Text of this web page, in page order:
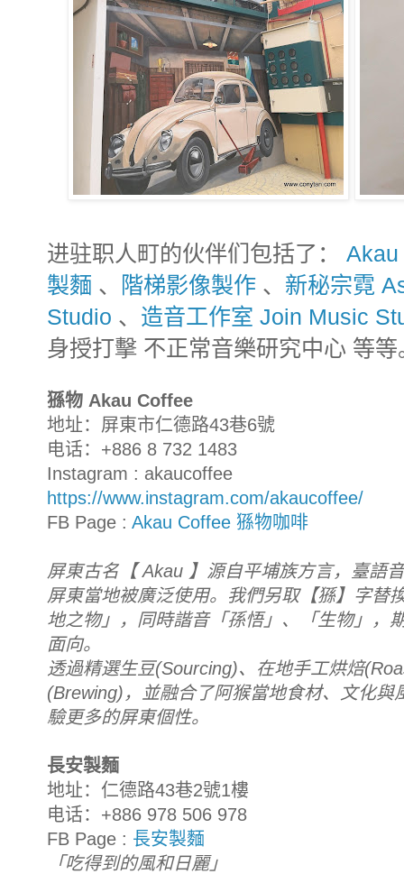
进驻职人町的伙伴们包括了： Akau
製麵 、 階梯影像製作 、 新秘宗霓
Studio 、 造音工作室 Join Music
身授打擊 不正常音樂研究中心 等等
猻物 Akau Coffee
地址：屏東市仁德路43巷6號
电话：+886 8 732 1483
Instagram : akaucoffee
https://www.instagram.com/akaucoffee/
FB Page : Akau Coffee 猻物咖啡
屏東古名【 Akau 】源自平埔族方言，臺語
屏東當地被廣泛使用。我們另取【猻】字替
地之物」，同時諧音「孫悟」、「生物」，
面向。
透過精選生豆(Sourcing)、在地手工烘焙
(Brewing)，並融合了阿猴當地食材、文化
驗更多的屏東個性。
長安製麵
地址：仁德路43巷2號1樓
电话：+886 978 506 978
FB Page : 長安製麵
「吃得到的風和日麗」